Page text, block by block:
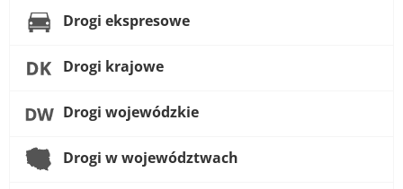
Drogi ekspresowe
Drogi krajowe
Drogi wojewódzkie
Drogi w województwach